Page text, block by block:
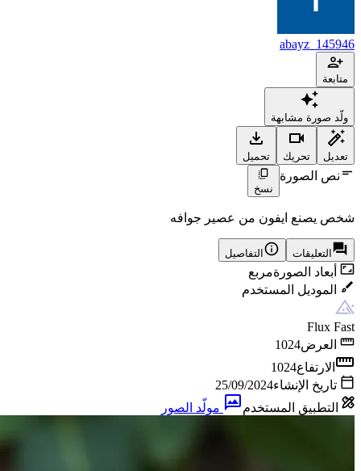
abayz_145946
متابعة
ولّد صورة مشابهة
تعديل تحريك تحميل
نص الصورة
نسخ
شخص يصنع ايفون من عصير جوافه
التعليقات التفاصيل
أبعاد الصورةمربع
الموديل المستخدم
Flux Fast
العرض1024
الارتفاع1024
تاريخ الإنشاء25/09/2024
التطبيق المستخدم
مولّد الصور